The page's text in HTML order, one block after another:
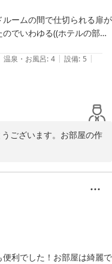
ームの間で仕切られる扉が
でいわゆる((ホテルの部
うに過ごせたのがよかった
にならなかったです。
ーヒーやカフェラテが自由
お味噌汁があったことで
汁も加えたら完璧です。
のを使いたいくらいです。
思います。
温泉・お風呂: 4 | 設備: 5 |
ございます。お部屋の作
変嬉しく思います。スタ
本阿蘇
利でした！お部屋は綺麗で